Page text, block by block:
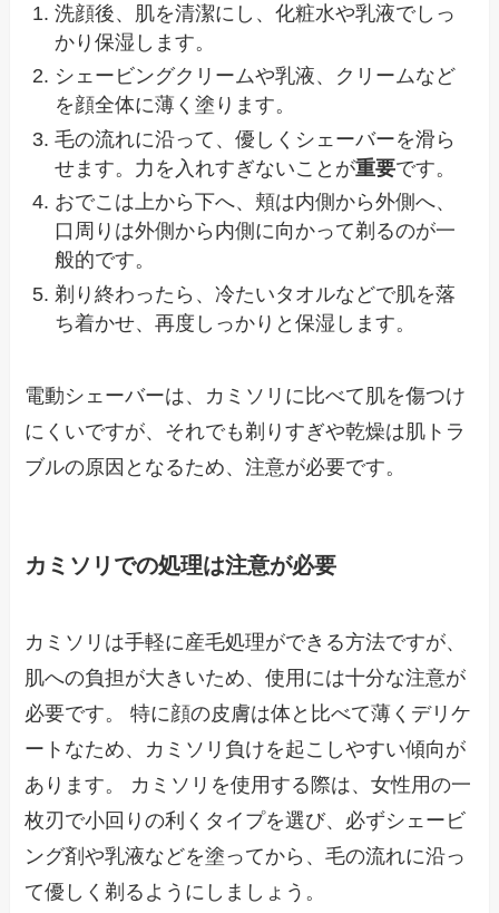
洗顔後、肌を清潔にし、化粧水や乳液でしっ
かり保湿します。
シェービングクリームや乳液、クリームなど
を顔全体に薄く塗ります。
毛の流れに沿って、優しくシェーバーを滑ら
せます。力を入れすぎないことが重要です。
おでこは上から下へ、頬は内側から外側へ、
口周りは外側から内側に向かって剃るのが一
般的です。
剃り終わったら、冷たいタオルなどで肌を落
ち着かせ、再度しっかりと保湿します。
電動シェーバーは、カミソリに比べて肌を傷つけ
にくいですが、それでも剃りすぎや乾燥は肌トラ
ブルの原因となるため、注意が必要です。
カミソリでの処理は注意が必要
カミソリは手軽に産毛処理ができる方法ですが、
肌への負担が大きいため、使用には十分な注意が
必要です。 特に顔の皮膚は体と比べて薄くデリケ
ートなため、カミソリ負けを起こしやすい傾向が
あります。 カミソリを使用する際は、女性用の一
枚刃で小回りの利くタイプを選び、必ずシェービ
ング剤や乳液などを塗ってから、毛の流れに沿っ
て優しく剃るようにしましょう。